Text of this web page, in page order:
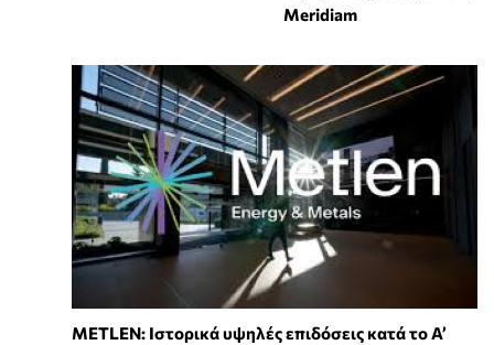
Meridiam
METLEN: Ιστορικά υψηλές επιδόσεις κατά το Α’